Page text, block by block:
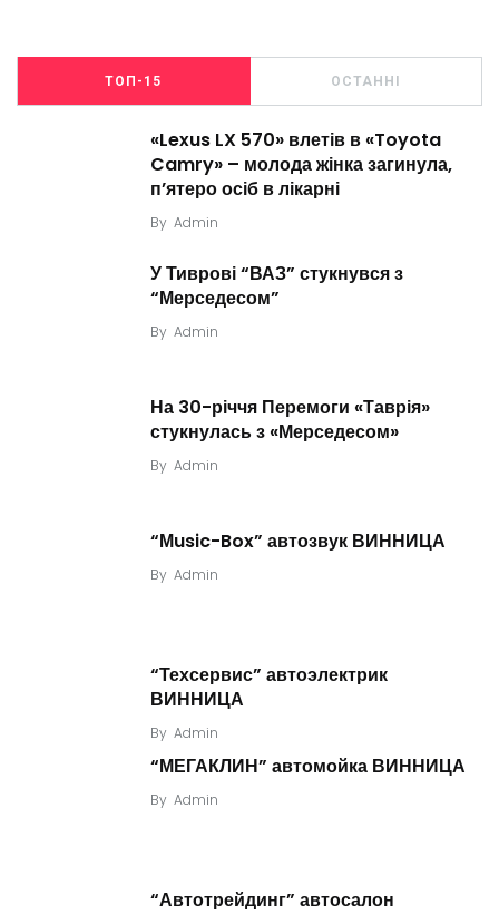
ТОП-15 ОСТАННІ
«Lexus LX 570» влетів в «Toyota
Camry» – молода жінка загинула,
п’ятеро осіб в лікарні
By Admin
У Тиврові “ВАЗ” стукнувся з
“Мерседесом”
By Admin
На 30-річчя Перемоги «Таврія»
стукнулась з «Мерседесом»
By Admin
“Мusic-Box” автозвук ВИННИЦА
By Admin
“Техсервис” автоэлектрик
ВИННИЦА
By Admin
“МЕГАКЛИН” автомойка ВИННИЦА
By Admin
“Автотрейдинг” автосалон